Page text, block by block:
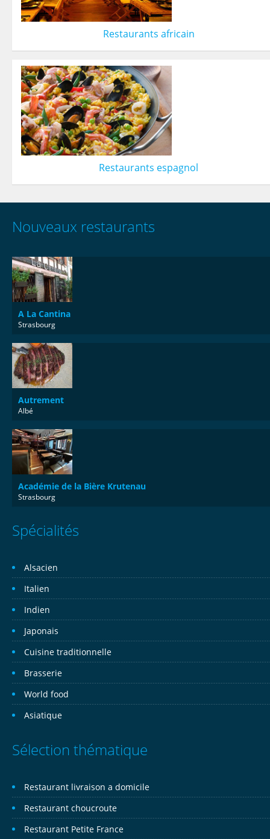
Restaurants africain
Restaurants espagnol
Nouveaux restaurants
A La Cantina
Strasbourg
Autrement
Albé
Académie de la Bière Krutenau
Strasbourg
Spécialités
Alsacien
Italien
Indien
Japonais
Cuisine traditionnelle
Brasserie
World food
Asiatique
Sélection thématique
Restaurant livraison a domicile
Restaurant choucroute
Restaurant Petite France